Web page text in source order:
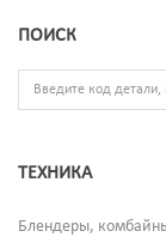
ПОИСК
ТЕХНИКА
Блендеры,